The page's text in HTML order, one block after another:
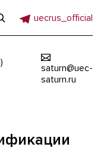
uecrus_official
saturn@uec-
saturn.ru